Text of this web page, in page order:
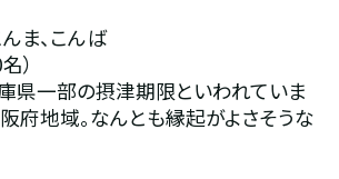
んま、こんば
）
県一部の摂津期限といわれていま
府地域。なんとも縁起がよさそうな